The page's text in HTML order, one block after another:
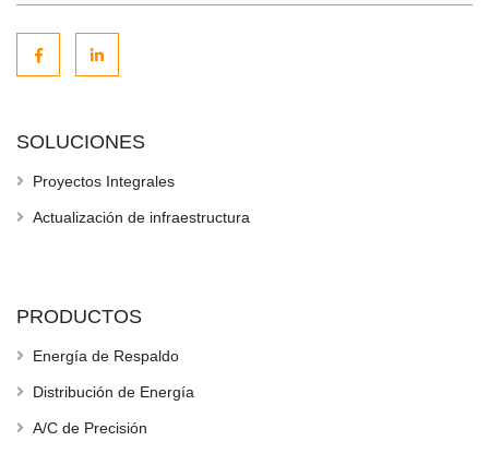
SOLUCIONES
Proyectos Integrales
Actualización de infraestructura
PRODUCTOS
Energía de Respaldo
Distribución de Energía
A/C de Precisión